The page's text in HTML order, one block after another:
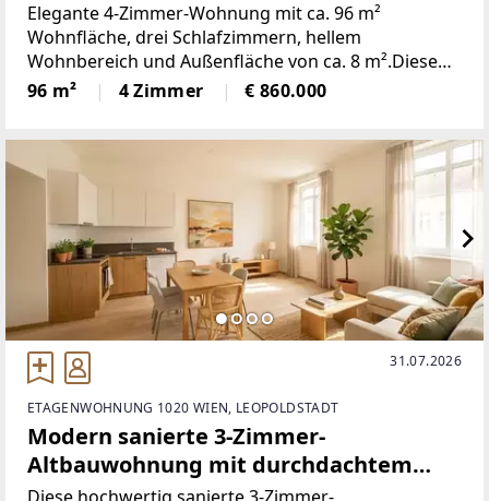
Elegante 4-Zimmer-Wohnung mit ca. 96 m²
Wohnfläche, drei Schlafzimmern, hellem
Wohnbereich und Außenfläche von ca. 8 m².Diese
perfekt geschnittene 4-Zimmer-Wohnung könnte
schon bald Ihr neues Zuhause werden. Sie befindet
96 m² 4 Zimmer € 860.000
31.07.2026
ETAGENWOHNUNG 1020 WIEN, LEOPOLDSTADT
Modern sanierte 3-Zimmer-
Altbauwohnung mit durchdachtem
Wohnkonzept!